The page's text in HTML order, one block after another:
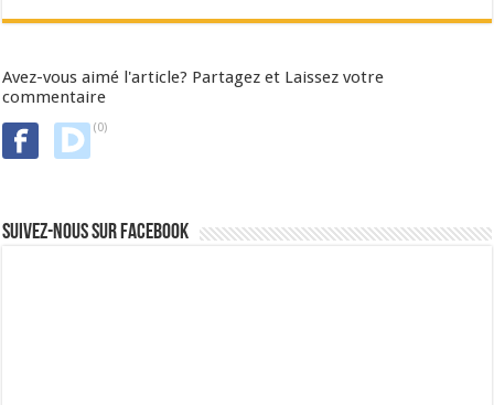
Avez-vous aimé l'article? Partagez et Laissez votre
commentaire
(0)
Suivez-nous sur Facebook